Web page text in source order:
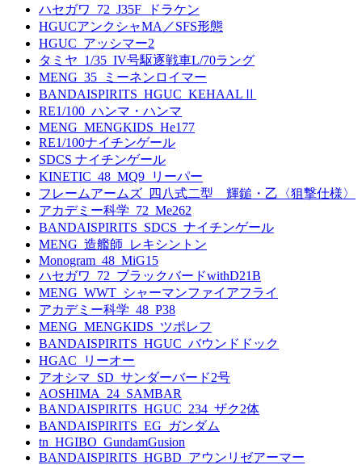
ハセガワ_72_J35F_ドラケン
HGUCアンクシャMA／SFS形態
HGUC_アッシマー2
タミヤ_1/35_IV号駆逐戦車L/70ラング
MENG_35_ミーネンロイマー
BANDAISPIRITS_HGUC_KEHAALⅡ
RE1/100_ハンマ・ハンマ
MENG_MENGKIDS_He177
RE1/100ナイチンゲール
SDCS ナイチンゲール
KINETIC_48_MQ9_リーパー
フレームアームズ_四八式二型 輝鎚・乙〈狙撃仕様〉
アカデミー科学_72_Me262
BANDAISPIRITS_SDCS_ナイチンゲール
MENG_造艦師_レキシントン
Monogram_48_MiG15
ハセガワ_72_ブラックバードwithD21B
MENG_WWT_シャーマンファイアフライ
アカデミー科学_48_P38
MENG_MENGKIDS_ツポレフ
BANDAISPIRITS_HGUC_バウンドドック
HGAC_リーオー
アオシマ_SD_サンダーバード2号
AOSHIMA_24_SAMBAR
BANDAISPIRITS_HGUC_234_ザク2体
BANDAISPIRITS_EG_ガンダム
tn_HGIBO_GundamGusion
BANDAISPIRITS_HGBD_アウンリゼアーマー